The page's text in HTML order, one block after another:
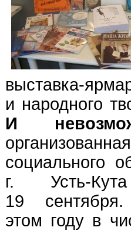
выставка-
и народного
И
социального
г. Усть-Кута
19 сентября.
этом году в